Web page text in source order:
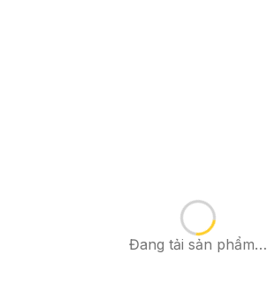
Đang tải sản phẩm…